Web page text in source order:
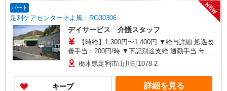
パート
足利ケアセンターそよ風：RO30306
NEW
デイサービス 介護スタッフ
【時給】1,300円〜1,400円 ▼給与詳細 処遇改
善手当：200円/時 ▼下記別途支給 通勤手当 年末
年始手当：380円/時 寸志あり：年2回（6月・12
月） ※業績による ※処遇改善手当は試用期間中(3
ヶ月)は支給なし
栃木県足利市山川町1078-2
キープ 詳細を見る